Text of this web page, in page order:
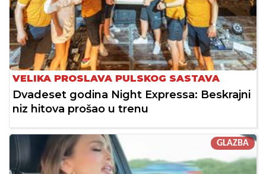
VELIKA PROSLAVA PULSKOG SASTAVA
Dvadeset godina Night Expressa: Beskrajni
niz hitova prošao u trenu
GLAZBA